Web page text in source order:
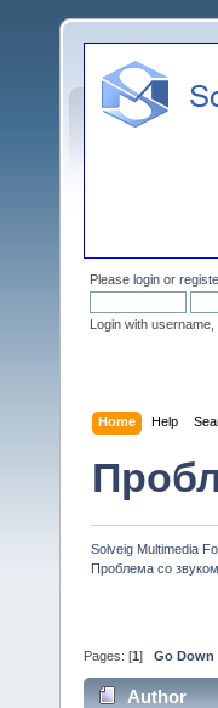
Please login or
Login with
Home Help
Solveig Multimedia
Проблема со звуком
Pages: [1 ] Go Down
Author